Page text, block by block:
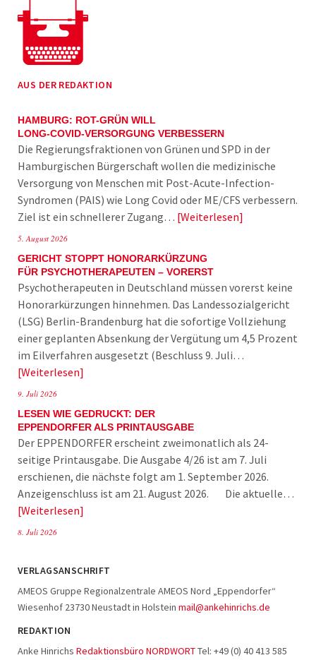
AUS DER REDAKTION
HAMBURG: ROT-GRÜN WILL
LONG-COVID-VERSORGUNG VERBESSERN
Die Regierungsfraktionen von Grünen und SPD in der
Hamburgischen Bürgerschaft wollen die medizinische
Versorgung von Menschen mit Post-Acute-Infection-
Syndromen (PAIS) wie Long Covid oder ME/CFS verbessern.
Ziel ist ein schnellerer Zugang… Weiterlesen
5. August 2026
GERICHT STOPPT HONORARKÜRZUNG
FÜR PSYCHOTHERAPEUTEN – VORERST
Psychotherapeuten in Deutschland müssen vorerst keine
Honorarkürzungen hinnehmen. Das Landessozialgericht
(LSG) Berlin-Brandenburg hat die sofortige Vollziehung
einer geplanten Absenkung der Vergütung um 4,5 Prozent
im Eilverfahren ausgesetzt (Beschluss 9. Juli…
Weiterlesen
9. Juli 2026
LESEN WIE GEDRUCKT: DER
EPPENDORFER ALS PRINTAUSGABE
Der EPPENDORFER erscheint zweimonatlich als 24-
seitige Printausgabe. Die Ausgabe 4/26 ist am 7. Juli
erschienen, die nächste folgt am 1. September 2026.
Anzeigenschluss ist am 21. August 2026. Die aktuelle…
Weiterlesen
8. Juli 2026
VERLAGSANSCHRIFT
AMEOS Gruppe Regionalzentrale AMEOS Nord „Eppendorfer“
Wiesenhof 23730 Neustadt in Holstein mail@ankehinrichs.de
REDAKTION
Anke Hinrichs Redaktionsbüro NORDWORTTel: +49 (0) 40 413 585